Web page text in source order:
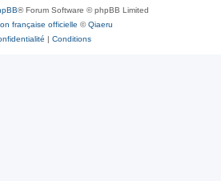
® Forum Software © phpBB Limited
française officielle ©Qiaeru
| Conditions